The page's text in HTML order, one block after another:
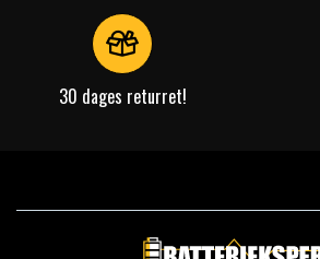
30 dages returret!